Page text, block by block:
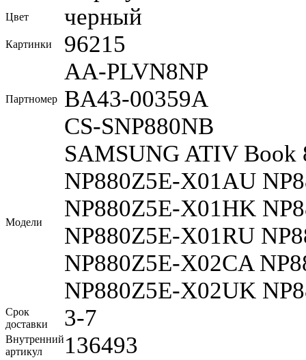
Цвет черный
Картинки 96215
Партномер
AA-PLVN8NP
BA43-00359A
CS-SNP880NB
Модели
SAMSUNG ATIV Book
NP880Z5E-X01AU
NP880Z5E-X01HK
NP880Z5E-X01RU
NP880Z5E-X02CA
NP880Z5E-X02UK
Срок
доставки
3-7
Внутренний
артикул
136493